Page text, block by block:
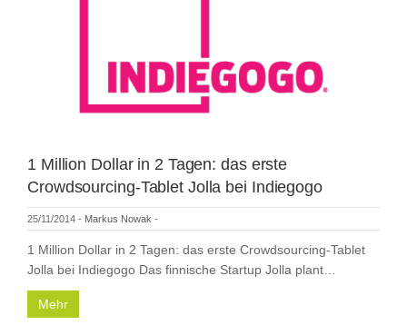
1 Million Dollar in 2 Tagen: das erste
Crowdsourcing-Tablet Jolla bei Indiegogo
25/11/2014 - Markus Nowak -
1 Million Dollar in 2 Tagen: das erste Crowdsourcing-Tablet
Jolla bei Indiegogo Das finnische Startup Jolla plant…
Mehr